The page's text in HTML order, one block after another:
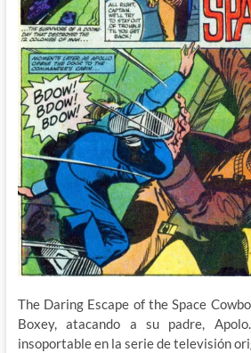
The Daring Escape of the Space
Boxey, atacando a su padre,
insoportable en la serie de televisión